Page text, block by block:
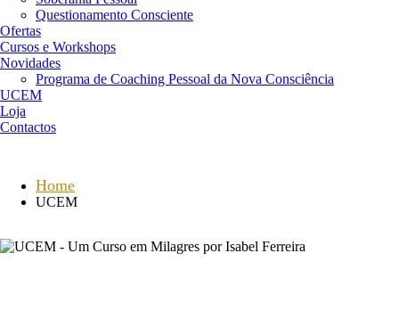
Questionamento Consciente
Ofertas
Cursos e Workshops
Novidades
Programa de Coaching Pessoal da Nova Consciência
UCEM
Loja
Contactos
Home
UCEM